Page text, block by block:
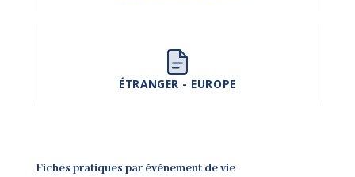
ÉTRANGER - EUROPE
Fiches pratiques par événement de vie